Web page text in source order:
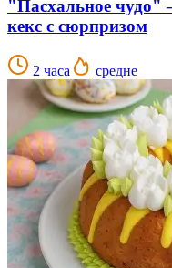
"Пасхальное чудо"
кекс с сюрпризом
2 часа средне